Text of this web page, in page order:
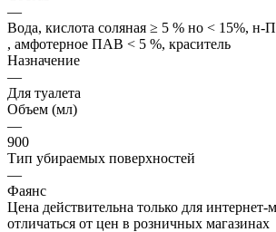
—
Вода, кислота соляная ≥ 5 % но < 15%,
, амфотерное ПАВ < 5 %, краситель
Назначение
—
Для туалета
Объем (мл)
—
900
Тип убираемых поверхностей
—
Фаянс
Цена действительна только для интернет-
отличаться от цен в розничных магазинах